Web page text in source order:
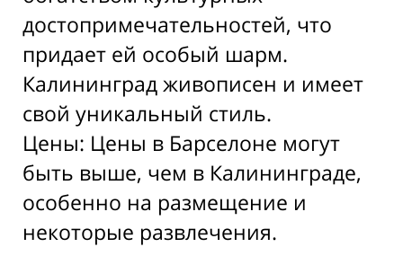
достопримечательностей, что
придает ей особый шарм.
Калининград живописен и имеет
свой уникальный стиль.
Цены: Цены в Барселоне могут
быть выше, чем в Калининграде,
особенно на размещение и
некоторые развлечения.